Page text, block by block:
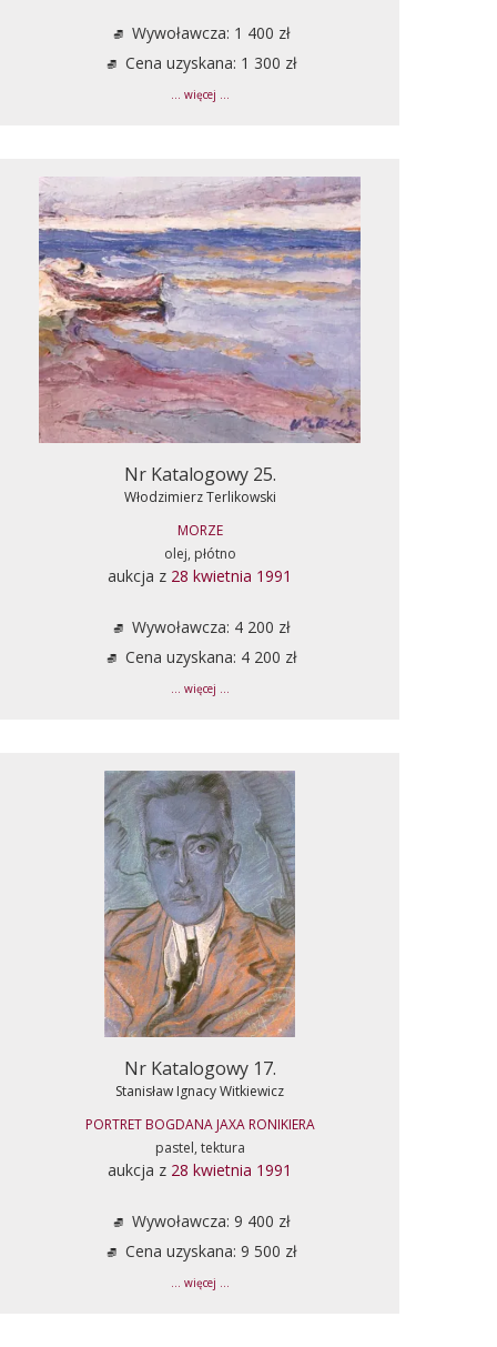
Wywoławcza: 1 400 zł
Cena uzyskana: 1 300 zł
... więcej ...
Nr Katalogowy 25.
Włodzimierz Terlikowski
MORZE
olej, płótno
aukcja z 28 kwietnia 1991
Wywoławcza: 4 200 zł
Cena uzyskana: 4 200 zł
... więcej ...
Nr Katalogowy 17.
Stanisław Ignacy Witkiewicz
PORTRET BOGDANA JAXA RONIKIERA
pastel, tektura
aukcja z 28 kwietnia 1991
Wywoławcza: 9 400 zł
Cena uzyskana: 9 500 zł
... więcej ...